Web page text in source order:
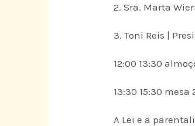
2. Sra. Marta
3. Toni Reis |
12:00 13:30
13:30 15:30
A Lei e a